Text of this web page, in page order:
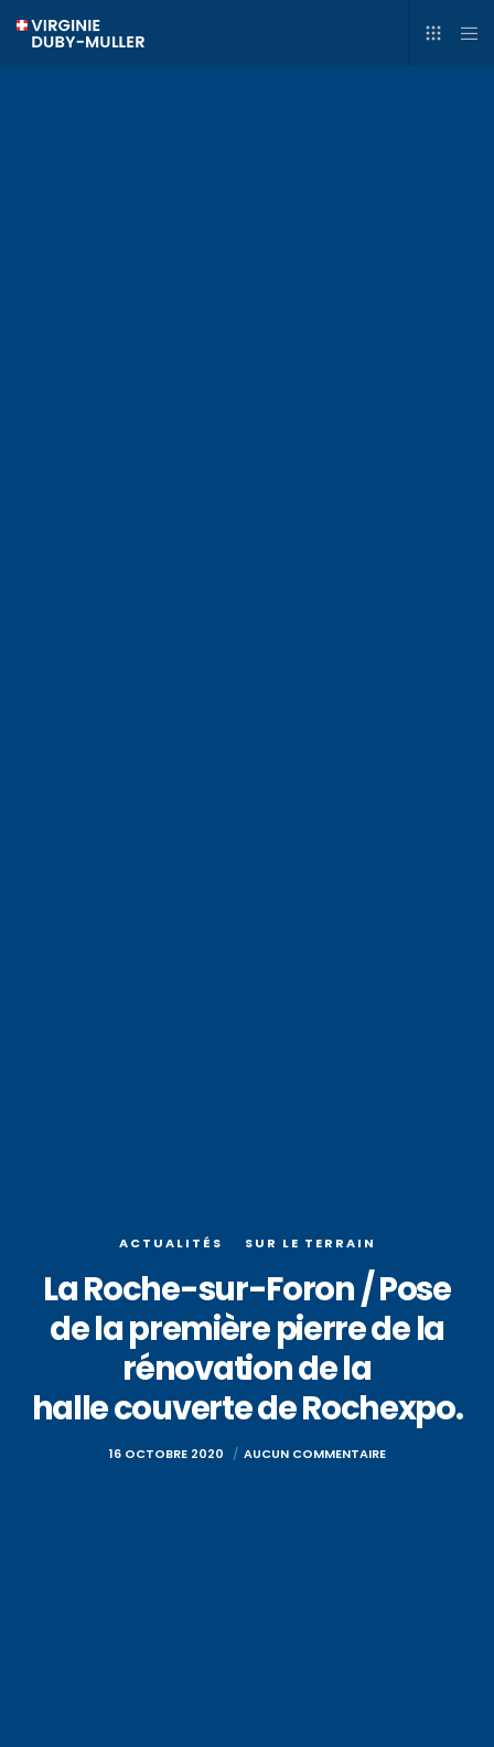
ACTUALITÉS SUR LE TERRAIN
La Roche-sur-Foron / Pose
de la première pierre de la
rénovation de la
halle couverte de Rochexpo.
16 OCTOBRE 2020 AUCUN COMMENTAIRE